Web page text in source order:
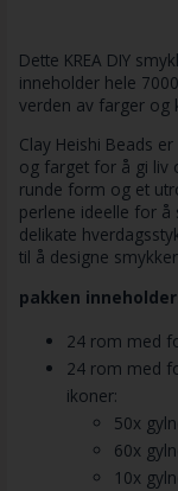
Dette KREA DIY
inneholder hele
verden av farger og
Clay Heishi Beads
og farget for å gi liv
runde form og et
perlene ideelle for å
delikate
til å designe
pakken
24 rom med
24 rom med
ikoner:
50x
60x
10x